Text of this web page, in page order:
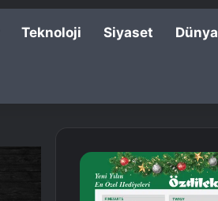
Teknoloji Siyaset Dünya